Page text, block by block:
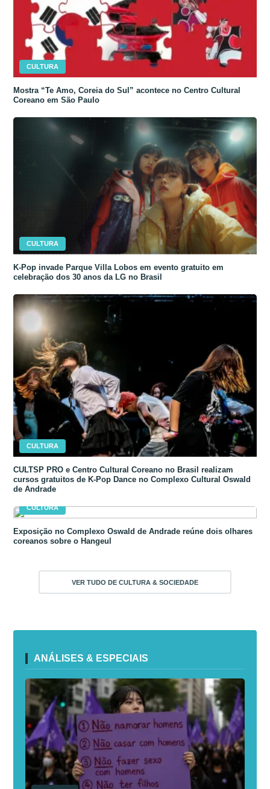
CULTURA
Mostra “Te Amo, Coreia do Sul” acontece no Centro Cultural
Coreano em São Paulo
CULTURA
K-Pop invade Parque Villa Lobos em evento gratuito em
celebração dos 30 anos da LG no Brasil
CULTURA
CULTSP PRO e Centro Cultural Coreano no Brasil realizam
cursos gratuitos de K-Pop Dance no Complexo Cultural Oswald
de Andrade
CULTURA
Exposição no Complexo Oswald de Andrade reúne dois olhares
coreanos sobre o Hangeul
VER TUDO DE CULTURA & SOCIEDADE
ANÁLISES & ESPECIAIS